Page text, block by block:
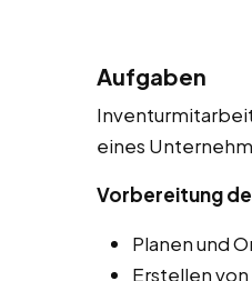
Aufgaben
eines
Vorbereitung
Planen und
Erstellen